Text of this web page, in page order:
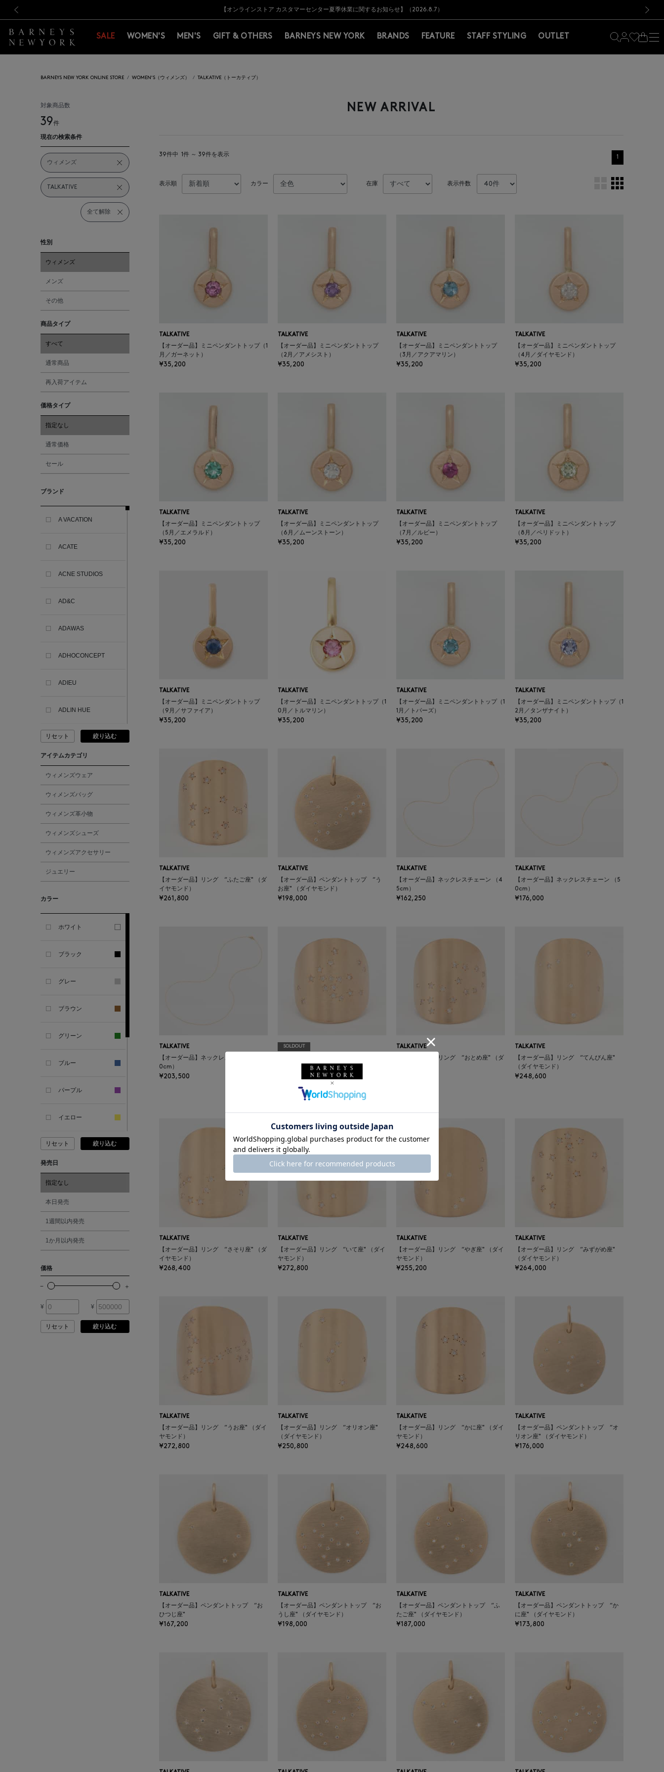
新規登録のお客様も対象！＜MY BARNEYS＞会員のお客様は11,000円（税込）以上のお買上げで常時送料無料！お買い物の際は会員登録を！
【夏季休業に伴う出荷一時停止のお知らせ】(2026.8.7)
【オンラインストア カスタマーセンター夏季休業に関するお知らせ】（2026.8.7）
【夏季休業に伴う返品・交換承り一時停止のお知らせ】（2026.8.5）
熊本県を中心とした地震の影響によるお荷物のお届けについて
【開催中】SUMMER SALEのご案内・ご注意事項
新規登録のお客様も対象！＜MY BARNEYS＞会員のお客様は11,000円（税込）以上のお買上げで常時送料無料！お買い物の際は会員登録を！
【夏季休業に伴う出荷一時停止のお知らせ】(2026.8.7)
SALE WOMEN'S MEN'S GIFT & OTHERS BARNEYS NEW YORK BRANDS FEATURE STAFF STYLING OUTLET
BARNEYS NEW YORK ONLINE STORE WOMEN'S（ウィメンズ） TALKATIVE（トーカティブ）
対象商品数
39件
現在の検索条件
ウィメンズ
TALKATIVE
全て解除
性別
ウィメンズ
メンズ
その他
商品タイプ
すべて
通常商品
再入荷アイテム
価格タイプ
指定なし
通常価格
セール
ブランド
A VACATION
ACATE
ACNE STUDIOS
AD&C
ADAWAS
ADHOCONCEPT
ADIEU
ADLIN HUE
ADVISORY BOARD
AESOP
ALBERT THURSTON
ALESSANDRO
SANDAL
ANDERSONS
ANTIPAST
ANYA HINDMARCH
ARCS LONDON
ARIANNA
ASAUCE MELER
ATELIER AMBOISE
リセット 絞り込む
アイテムカテゴリ
ウィメンズウェア
ウィメンズバッグ
ウィメンズ革小物
ウィメンズシューズ
ウィメンズアクセサリー
ジュエリー
カラー
ホワイト
ブラック
グレー
ブラウン
グリーン
ブルー
パープル
イエロー
ピンク
レッド
オレンジ
シルバー
リセット 絞り込む
発売日
指定なし
本日発売
1週間以内発売
1か月以内発売
価格
¥ ¥
リセット 絞り込む
NEW ARRIVAL
39件中 1件 ～ 39件を表示 1
表示順 カラー 在庫 表示件数
TALKATIVE
【オーダー品】ミニペンダントトップ（1
月／ガーネット）
¥35,200
TALKATIVE
【オーダー品】ミニペンダントトップ
（2月／アメシスト）
¥35,200
TALKATIVE
【オーダー品】ミニペンダントトップ
（3月／アクアマリン）
¥35,200
TALKATIVE
【オーダー品】ミニペンダントトップ
（4月／ダイヤモンド）
¥35,200
TALKATIVE
【オーダー品】ミニペンダントトップ
（5月／エメラルド）
¥35,200
TALKATIVE
【オーダー品】ミニペンダントトップ
（6月／ムーンストーン）
¥35,200
TALKATIVE
【オーダー品】ミニペンダントトップ
（7月／ルビー）
¥35,200
TALKATIVE
【オーダー品】ミニペンダントトップ
（8月／ペリドット）
¥35,200
TALKATIVE
【オーダー品】ミニペンダントトップ
（9月／サファイア）
¥35,200
TALKATIVE
【オーダー品】ミニペンダントトップ（1
0月／トルマリン）
¥35,200
TALKATIVE
【オーダー品】ミニペンダントトップ（1
1月／トパーズ）
¥35,200
TALKATIVE
【オーダー品】ミニペンダントトップ（1
2月／タンザナイト）
¥35,200
TALKATIVE
【オーダー品】リング “ふたご座" （ダ
イヤモンド）
¥261,800
TALKATIVE
【オーダー品】ペンダントトップ “う
お座" （ダイヤモンド）
¥198,000
TALKATIVE
【オーダー品】ネックレスチェーン （4
5cm）
¥162,250
TALKATIVE
【オーダー品】ネックレスチェーン （5
0cm）
¥176,000
TALKATIVE
【オーダー品】ネックレスチェーン （6
0cm）
¥203,500
SOLDOUT
【オーダー品】リング “おうし座" （ダ
イヤモンド）
¥272,800
TALKATIVE
【オーダー品】リング “おとめ座" （ダ
TALKATIVE
【オーダー品】リング “てんびん座"
（ダイヤモンド）
¥248,600
TALKATIVE
【オーダー品】リング “さそり座" （ダ
イヤモンド）
¥268,400
TALKATIVE
【オーダー品】リング “いて座" （ダイ
ヤモンド）
¥272,800
TALKATIVE
【オーダー品】リング “やぎ座" （ダイ
ヤモンド）
¥255,200
TALKATIVE
【オーダー品】リング “みずがめ座"
（ダイヤモンド）
¥264,000
TALKATIVE
【オーダー品】リング “うお座" （ダイ
ヤモンド）
¥272,800
TALKATIVE
【オーダー品】リング “オリオン座"
（ダイヤモンド）
¥250,800
TALKATIVE
【オーダー品】リング “かに座" （ダイ
ヤモンド）
¥248,600
TALKATIVE
【オーダー品】ペンダントトップ “オ
リオン座" （ダイヤモンド）
¥176,000
TALKATIVE
【オーダー品】ペンダントトップ “お
ひつじ座"
¥167,200
TALKATIVE
【オーダー品】ペンダントトップ “お
うし座" （ダイヤモンド）
¥198,000
TALKATIVE
【オーダー品】ペンダントトップ “ふ
たご座" （ダイヤモンド）
¥187,000
TALKATIVE
【オーダー品】ペンダントトップ “か
に座" （ダイヤモンド）
¥173,800